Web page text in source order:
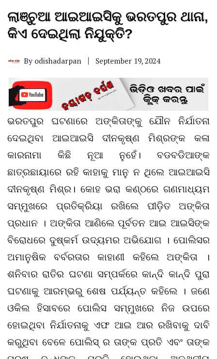
ଲାଞ୍ଚୁଆ ଆଇଆଇସିକୁ ଭରତପୁର ଥାନା,
କିଏ ଦେଇଥିଲା ନିଯୁକ୍ତି?
By odishadarpan September 19, 2024
ଭରତପୁର ଘଟଣାରେ ଅଙ୍କିତାଙ୍କୁ ଯୌନ ନିର୍ଯାତନା
ଦେଇଥିବା ଆଇଆଇସି ଦୀନକୃଷ୍ଣ ମିଶ୍ରଙ୍କ କଳା
କାରନାମା କିଛି ନୂଆ ନୁହେଁ। ବଡବଡିଆଙ୍କ
ଛାତ୍ରଛାୟାରେ ରହି କାହାକୁ ମାନୁ ନ ଥିଲେ ଆଇଆଇସି
ଦୀନକୃଷ୍ଣ ମିଶ୍ର। କୋହ ଭରା କଣ୍ଠରେ ଗଣମାଧ୍ୟମ
ସମ୍ମୁଖରେ ପ୍ରତିକ୍ରିୟା ରଖିଲେ ପୀଡ଼ିତ ଅଙ୍କିତା
ପ୍ରଧାନ । ଅଙ୍କିତା ଆଣିଲେ ପୂର୍ବତନ ଆଇ ଆଇସିଙ୍କ
ବିରୋଧରେ ଦୁଷ୍କର୍ମ ଉଦ୍ୟମର ଅଭିଯୋଗ । ପୋଲିସର
ଅମାନୁଷିକ ବର୍ବରତାର କାହାଣୀ କହିଲେ ଅଙ୍କିତା ।
ଶନିବାର ରାତିର ଘଟଣା ସମ୍ପର୍କରେ କାନ୍ଦି କାନ୍ଦି ପୁରା
ଘଟଣାକୁ ଆରମ୍ଭରୁ ଶେଷ ପର୍ଯ୍ୟନ୍ତ କହିଲେ । ଜଣେ
ଓକିଲ ହିସାବରେ ପୋଲିସ ସମ୍ମୁଖରେ ନିଜ ଉପରେ
ହୋଇଥିବା ନିର୍ଯାତନାକୁ ଏଫ ଆଇ ଆର ରଖିବାକୁ ଦାବି
କରୁଥିବା ବେଳେ ପୋଲିସ୍ ର ତାଙ୍କ ପ୍ରତି ଏବଂ ତାଙ୍କ